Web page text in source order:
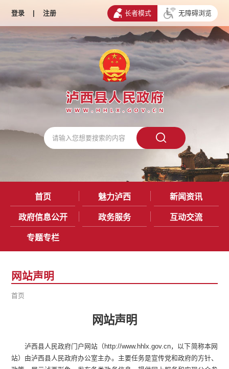
登录 | 注册 长者模式 无障碍浏览
首页 魅力泸西 新闻资讯
政府信息公开 政务服务 互动交流
专题专栏
网站声明
首页
网站声明
泸西县人民政府门户网站（http://www.hhlx.gov.cn，以下简称本网
站）由泸西县人民政府办公室主办。主要任务是宣传党和政府的方针、